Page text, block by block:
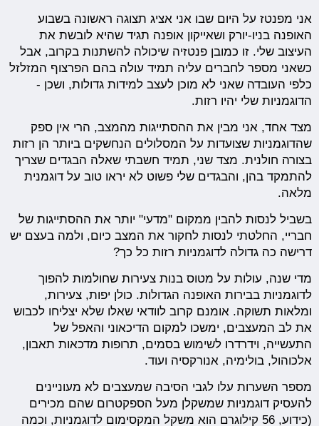
אני מפנטז על היום שבו אני אציג תצוגה ראשונה בשבוע
האופנה בניו-יורק ושאייקון אופנה תגיד שהיא לובשת את
העיצוב שלי. זו כמובן פנטזיה שיכולה להשתנות בקרוב, אבל
כשאני מספר לחברים עליה תמיד עולה בהם הפרצוף המזלזל
כלפי העובדה שאני לא מוכן לעצב למידות גדולות, ושכן -
הדוגמניות שלי יהיו רזות.
מצד אחד, אני מבין את ההסתייגות מהמצב, הרי אין ספק
שהדוגמניות שצועדות על המסלולים הנחשקים ביותר הן רזות
בצורה חולנית. מצד שני, תמיד חשבתי שאלה הבגדים שצריך
להתמקד בהן, והבגדים שלי פשוט לא יראו טוב על דוגמנית
מלאה.
בשביל לנסות להבין ממקום "מדעי" יותר את ההסתייגות של
חבריי, החלטתי לנסות לחקור את המצב כיום, ולמה בעצם יש
דרישה כה גדולה לדוגמניות רזות כל כך?
מדי שנה, עולות על מטוס בנות צעירות שחולמות להפוך
לדוגמניות בבירות האופנה הגדולות. כולן יפות, צעירות,
ומלאות תשוקה. אומנם קרוב לוודאי שאלו שלא יצליחו לכבוש
את לב המעצבים, ימשכו למקום הדיכאוני והאפל של
התעשייה, וידרדרו לשימוש בסמים, תרופות מדכאות תאבון,
אלכוהול, בולימיה, אנורקסיה ועוד.
מספר השערות עלו לגבי הסיבה שמעצבים לא מעוניינים
להעסיק דוגמניות שמשקלן מעל הספקטרום שהם מכירים
(כידוע, 56 קילוגרם הוא משקל המקסימום לדוגמניות, וכמה